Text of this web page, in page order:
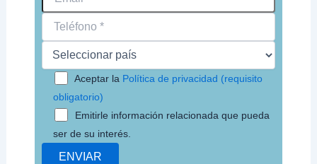
Aceptar la Política de privacidad (requisito
obligatorio)
Emitirle información relacionada que pueda
ser de su interés.